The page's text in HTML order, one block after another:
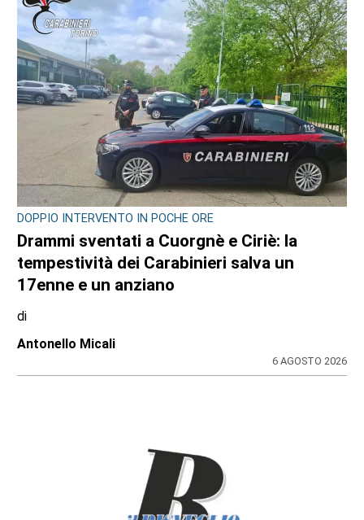
DOPPIO INTERVENTO IN POCHE ORE
Drammi sventati a Cuorgnè e Ciriè: la
tempestività dei Carabinieri salva un
17enne e un anziano
di
Antonello Micali
6 AGOSTO 2026